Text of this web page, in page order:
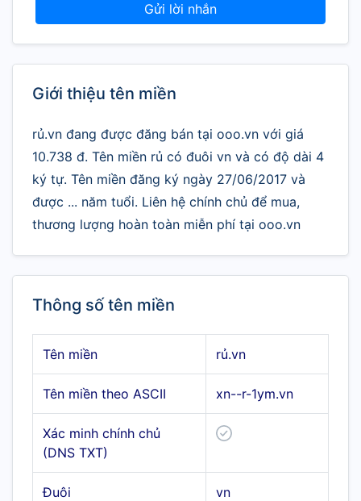
Gửi lời nhắn
Giới thiệu tên miền
rủ.vn đang được đăng bán tại ooo.vn với giá
10.738 đ. Tên miền rủ có đuôi vn và có độ dài 4
ký tự. Tên miền đăng ký ngày 27/06/2017 và
được ... năm tuổi. Liên hệ chính chủ để mua,
thương lượng hoàn toàn miễn phí tại ooo.vn
Thông số tên miền
Tên miền rủ.vn
Tên miền theo ASCII xn--r-1ym.vn
Xác minh chính chủ
(DNS TXT)
Đuôi vn